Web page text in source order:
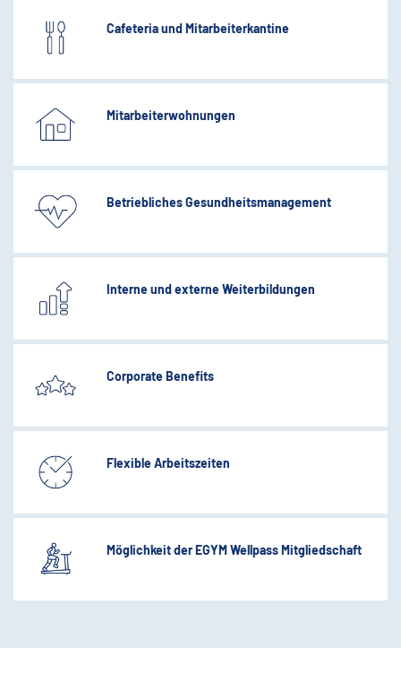
Cafeteria und Mitarbeiterkantine
Mitarbeiterwohnungen
Betriebliches Gesundheitsmanagement
Interne und externe Weiterbildungen
Corporate Benefits
Flexible Arbeitszeiten
Möglichkeit der EGYM Wellpass Mitgliedschaft